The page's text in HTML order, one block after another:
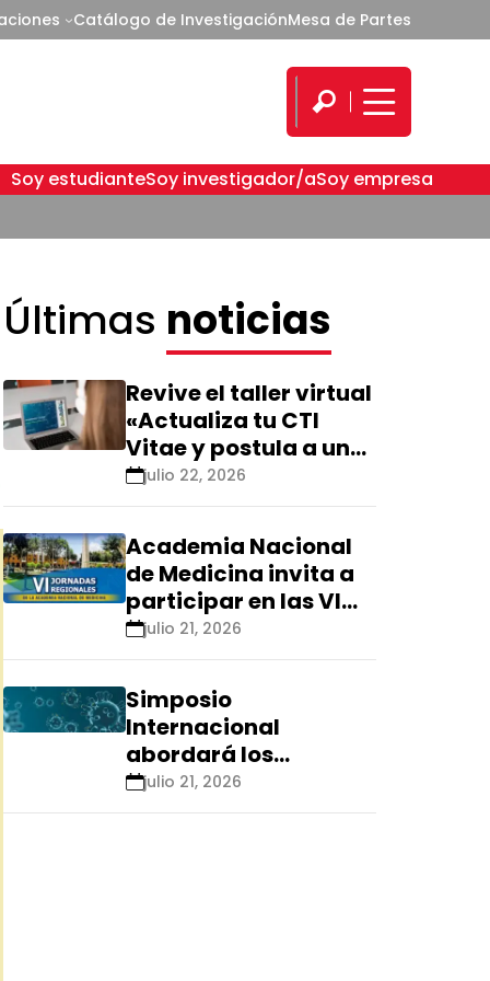
Catálogo de InvestigaciónMesa de Partes
Soy estudianteSoy investigador/aSoy empresa
Últimas noticias
Revive el taller virtual
«Actualiza tu CTI
Vitae y postula a una
nueva calificación
Renacyt»
julio 22, 2026
Academia Nacional
de Medicina invita a
participar en las VI
Jornadas Regionales
que se realizarán en
Ica
julio 21, 2026
Simposio
Internacional
abordará los
aspectos éticos de
las tecnologías
julio 21, 2026